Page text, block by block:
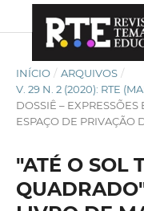
INÍCIO / ARQUIVOS /
V. 29 N. 2 (2020): RTE
DOSSIÊ – EXPRESSÕES
ESPAÇO DE PRIVAÇÃO
"ATÉ O SOL